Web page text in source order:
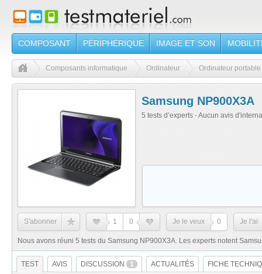
COMPOSANT PÉRIPHÉRIQUE IMAGE ET SON
Composants informatique Ordinateur Ordinateur portable
Samsung NP900X3A
5 tests d’experts - Aucun avis
S'abonner 1 0 Je le veux 0 Je l'ai
Nous avons réuni 5 tests du Samsung NP900X3A. Les experts notent
TEST AVIS DISCUSSION 1 ACTUALITÉS FICHE